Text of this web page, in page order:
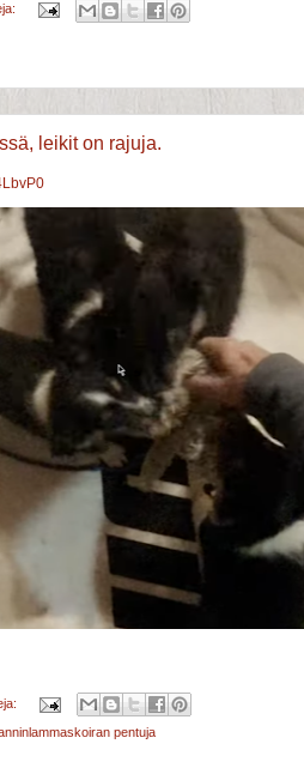
leikit on rajuja.
pentuja